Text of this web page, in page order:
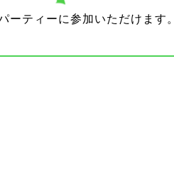
ーティーに参加いただけます。